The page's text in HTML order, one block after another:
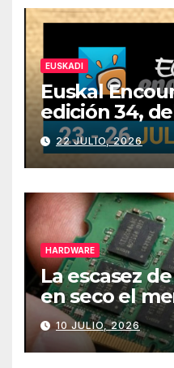
EUSKADI
Euskal
edición 34,
julio
22 JULIO, 2026
HARDWARE
La escasez
en seco el
de PCs
10 JULIO, 2026